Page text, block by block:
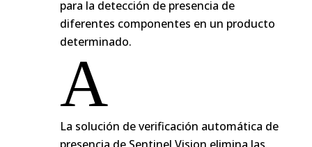
para la detección de presencia de
diferentes componentes en un producto
determinado.
A
La solución de verificación automática de